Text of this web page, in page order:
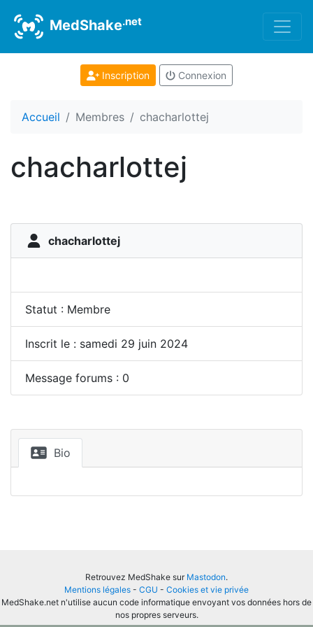
MedShake.net
Inscription Connexion
Accueil Membres chacharlottej
chacharlottej
chacharlottej
Statut : Membre
Inscrit le : samedi 29 juin 2024
Message forums : 0
Bio
Retrouvez MedShake sur Mastodon.
Mentions légales - CGU - Cookies et vie privée
MedShake.net n'utilise aucun code informatique envoyant vos données hors de
nos propres serveurs.